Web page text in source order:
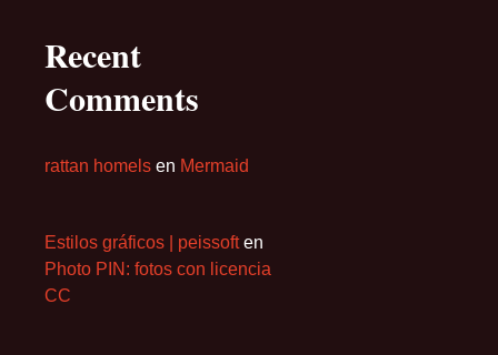
Recent
Comments
rattan homels en Mermaid
Estilos gráficos | peissoften
Photo PIN: fotos con licencia
CC